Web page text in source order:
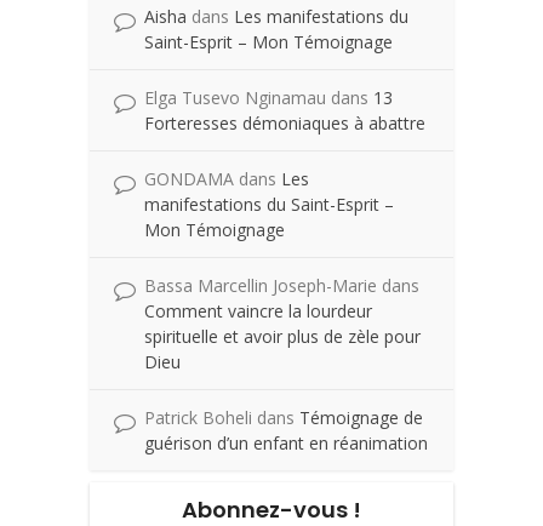
Aisha dans Les manifestations du
Saint-Esprit – Mon Témoignage
Elga Tusevo Nginamau dans 13
Forteresses démoniaques à abattre
GONDAMA dans Les
manifestations du Saint-Esprit –
Mon Témoignage
Bassa Marcellin Joseph-Marie dans
Comment vaincre la lourdeur
spirituelle et avoir plus de zèle pour
Dieu
Patrick Boheli dans Témoignage de
guérison d’un enfant en réanimation
Abonnez-vous !